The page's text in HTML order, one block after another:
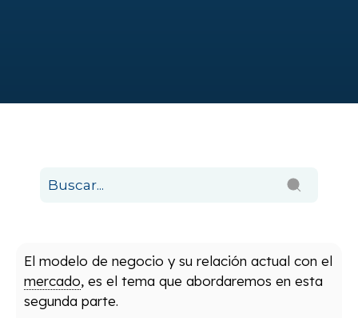
El modelo de negocio y su relación actual con el
mercado, es el tema que abordaremos en esta
segunda parte.